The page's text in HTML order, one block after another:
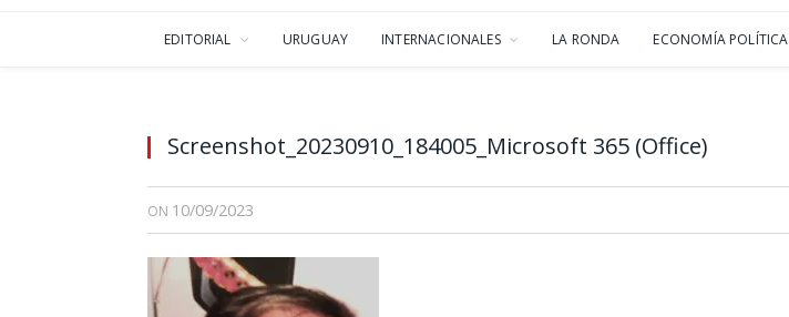
EDITORIAL URUGUAY INTERNACIONALES LA RONDA ECONOMÍA POLÍTICA
Screenshot_20230910_184005_Microsoft 365 (Office)
ON 10/09/2023